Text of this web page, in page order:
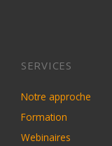
SERVICES
Notre approche
Formation
Webinaires